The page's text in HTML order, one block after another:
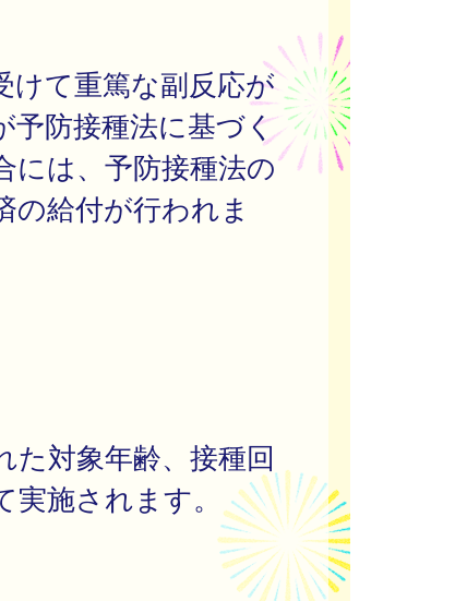
けて重篤な副反応が
予防接種法に基づく
には、予防接種法の
の給付が行われま
た対象年齢、接種回
施されます。